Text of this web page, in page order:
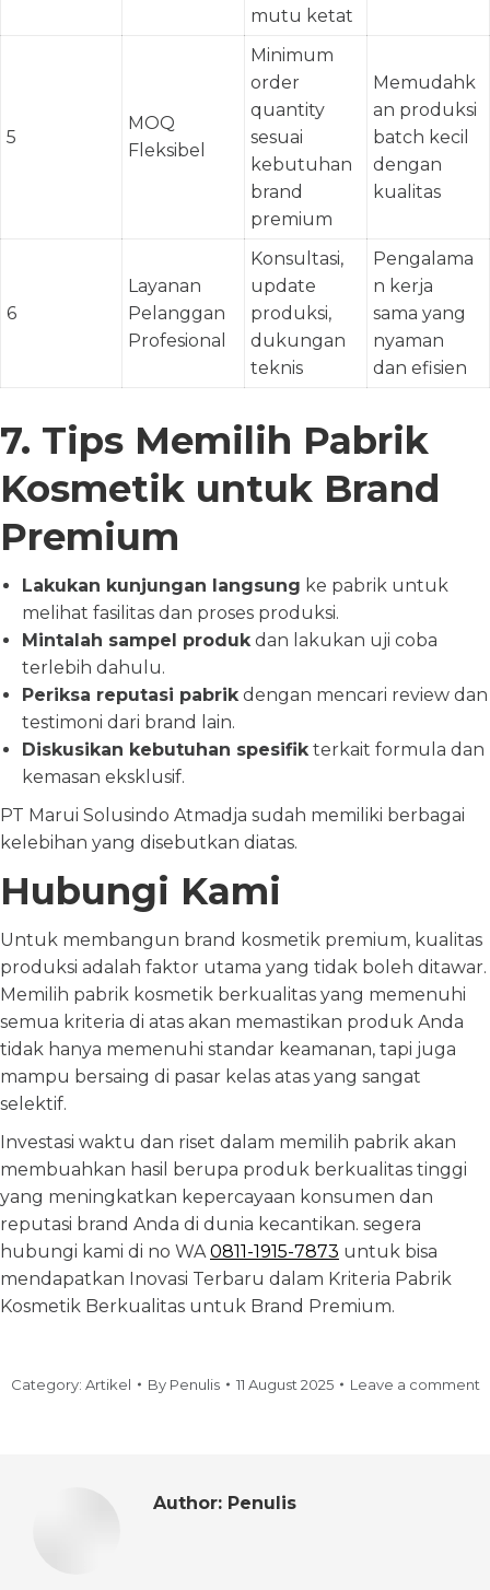
mutu ketat
5
MOQ
Fleksibel
Minimum
order
quantity
sesuai
kebutuhan
brand
premium
Memudahk
an produksi
batch kecil
dengan
kualitas
6
Layanan
Pelanggan
Profesional
Konsultasi,
update
produksi,
dukungan
teknis
Pengalama
n kerja
sama yang
nyaman
dan efisien
7. Tips Memilih Pabrik
Kosmetik untuk Brand
Premium
Lakukan kunjungan langsung ke pabrik untuk
melihat fasilitas dan proses produksi.
Mintalah sampel produkdan lakukan uji coba
terlebih dahulu.
Periksa reputasi pabrikdengan mencari review dan
testimoni dari brand lain.
Diskusikan kebutuhan spesifikterkait formula dan
kemasan eksklusif.
PT Marui Solusindo Atmadja sudah memiliki berbagai
kelebihan yang disebutkan diatas.
Hubungi Kami
Untuk membangun brand kosmetik premium, kualitas
produksi adalah faktor utama yang tidak boleh ditawar.
Memilih pabrik kosmetik berkualitas yang memenuhi
semua kriteria di atas akan memastikan produk Anda
tidak hanya memenuhi standar keamanan, tapi juga
mampu bersaing di pasar kelas atas yang sangat
selektif.
Investasi waktu dan riset dalam memilih pabrik akan
membuahkan hasil berupa produk berkualitas tinggi
yang meningkatkan kepercayaan konsumen dan
reputasi brand Anda di dunia kecantikan. segera
hubungi kami di no WA0811-1915-7873 untuk bisa
mendapatkan Inovasi Terbaru dalam Kriteria Pabrik
Kosmetik Berkualitas untuk Brand Premium.
Category: Artikel By Penulis 11 August 2025 Leave a comment
Author: Penulis